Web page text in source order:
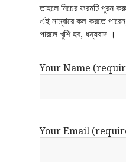
তাহলে নিচের ফরমটি পুরন
এই নাম্বারে কল করতে
পারলে খুশি হব, ধন্যবাদ ।
Your Name
Your Email